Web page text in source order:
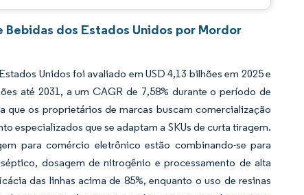
dos Estados Unidos por Mordor
Unidos foi avaliado em USD 4,13 bilhões em 2025 e
até 2031, a um CAGR de 7,58% durante o período de
que os proprietários de marcas buscam comercialização
especializados que se adaptam a SKUs de curta tiragem.
para comércio eletrônico estão combinando-se para
dosagem de nitrogênio e processamento de alta
das linhas acima de 85%, enquanto o uso de resinas